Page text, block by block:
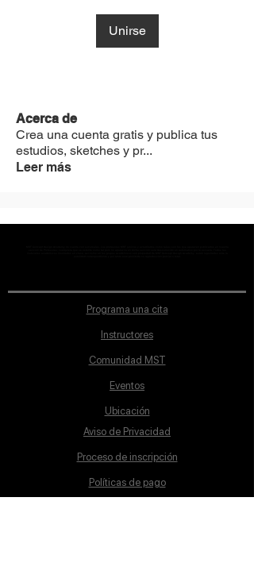
Unirse
Acerca de
Crea una cuenta gratis y publica tus
estudios, sketches y pr...
Leer más
Programa una cita
Instructores
Comunidad MST
Eventos
Ubicación
Aviso de Privacidad
Proceso de inscripción
Políticas de pago